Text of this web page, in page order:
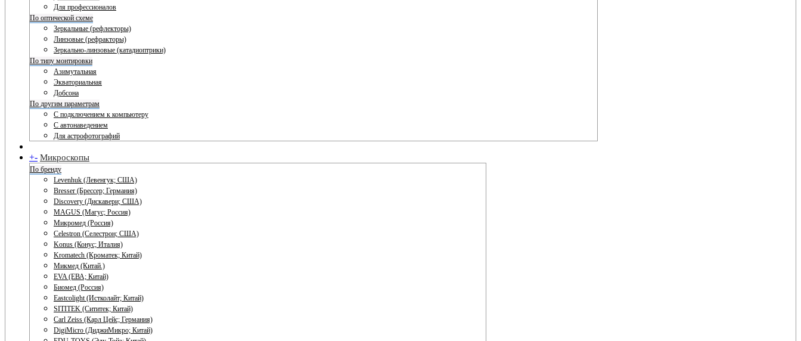
Для профессионалов
По оптической схеме
Зеркальные (рефлекторы)
Линзовые (рефракторы)
Зеркально-линзовые (катадиоптрики)
По типу монтировки
Азимутальная
Экваториальная
Добсона
По другим параметрам
С подключением к компьютеру
С автонаведением
Для астрофотографий
+- Микроскопы
По бренду
Levenhuk (Левенгук; США)
Bresser (Брессер; Германия)
Discovery (Дискавери; США)
MAGUS (Магус; Россия)
Микромед (Россия)
Celestron (Селестрон; США)
Konus (Конус; Италия)
Kromatech (Кроматек; Китай)
Микмед (Китай.)
EVA (ЕВА; Китай)
Биомед (Россия)
Eastcolight (Истколайт; Китай)
SITITEK (Сититек; Китай)
Carl Zeiss (Карл Цейс; Германия)
DigiMicro (ДиджиМикро; Китай)